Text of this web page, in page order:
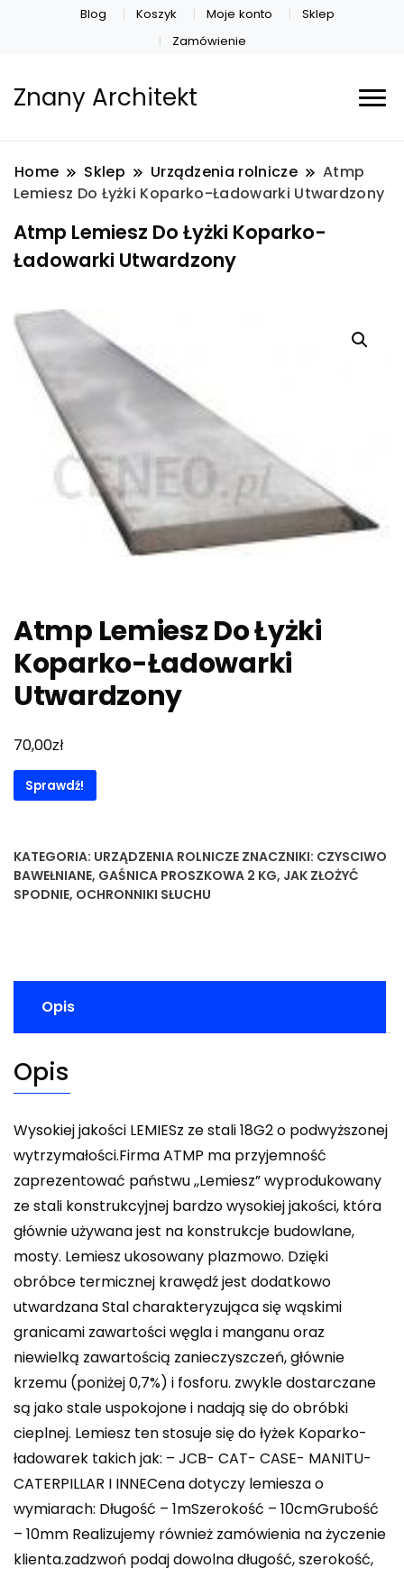
Blog Koszyk Moje konto
Sklep
Zamówienie
Znany Architekt
Home Sklep Urządzenia rolnicze
Atmp
Lemiesz Do Łyżki Koparko-Ładowarki Utwardzony
Atmp Lemiesz Do Łyżki Koparko-
Ładowarki Utwardzony
Atmp Lemiesz Do Łyżki
Koparko-Ładowarki
Utwardzony
70,00zł
Sprawdź!
KATEGORIA: URZĄDZENIA ROLNICZE ZNACZNIKI: CZYSCIWO
BAWEŁNIANE, GAŚNICA PROSZKOWA 2 KG, JAK ZŁOŻYĆ
SPODNIE, OCHRONNIKI SŁUCHU
Opis
Opis
Wysokiej jakości LEMIESz ze stali 18G2 o podwyższonej
wytrzymałości.Firma ATMP ma przyjemność
zaprezentować państwu ,,Lemiesz” wyprodukowany
ze stali konstrukcyjnej bardzo wysokiej jakości, która
głównie używana jest na konstrukcje budowlane,
mosty. Lemiesz ukosowany plazmowo. Dzięki
obróbce termicznej krawędź jest dodatkowo
utwardzana Stal charakteryzująca się wąskimi
granicami zawartości węgla i manganu oraz
niewielką zawartością zanieczyszczeń, głównie
krzemu (poniżej 0,7%) i fosforu. zwykle dostarczane
są jako stale uspokojone i nadają się do obróbki
cieplnej. Lemiesz ten stosuje się do łyżek Koparko-
ładowarek takich jak: – JCB- CAT- CASE- MANITU-
CATERPILLAR I INNECena dotyczy lemiesza o
wymiarach: Długość – 1mSzerokość – 10cmGrubość
– 10mm Realizujemy również zamówienia na życzenie
klienta.zadzwoń podaj dowolna długość, szerokość,